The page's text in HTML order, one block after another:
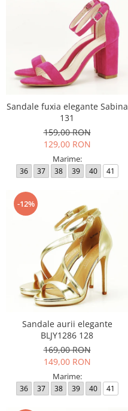
Sandale fuxia elegante Sabina
131
159,00 RON
129,00 RON
Marime:
36 37 38 39 40 41
-12%
Sandale aurii elegante
BLJY1286 128
169,00 RON
149,00 RON
Marime:
36 37 38 39 40 41